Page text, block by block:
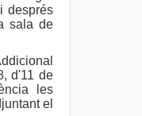
després
sala de
d'11 de
les
el